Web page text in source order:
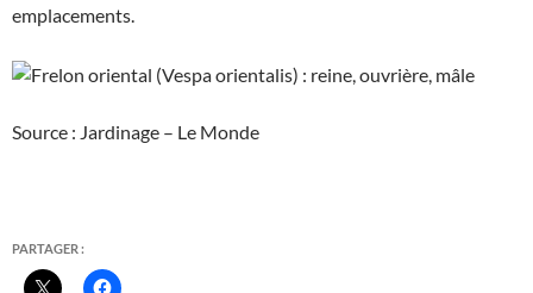
emplacements.
Source : Jardinage – Le Monde
PARTAGER :